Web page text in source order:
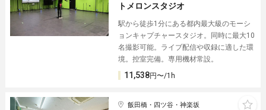
トメロンスタジオ
駅から徒歩1分にある都内最大級のモーシ
ョンキャプチャースタジオ。同時に最大10
名撮影可能。ライブ配信や収録に適した環
境。控室完備。専用機材常設。
11,538円〜/1h
飯田橋・四ツ谷・神楽坂